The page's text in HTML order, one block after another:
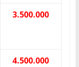
3.500.000
4.500.000